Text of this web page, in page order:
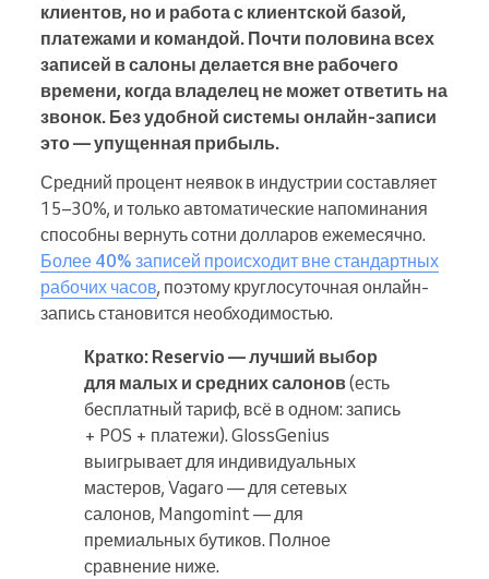
клиентов, но и работа с клиентской базой,
платежами и командой. Почти половина всех
записей в салоны делается вне рабочего
времени, когда владелец не может ответить на
звонок. Без удобной системы онлайн-записи
это — упущенная прибыль.
Средний процент неявок в индустрии составляет
15–30%, и только автоматические напоминания
способны вернуть сотни долларов ежемесячно.
Более 40% записей происходит вне стандартных
рабочих часов, поэтому круглосуточная онлайн-
запись становится необходимостью.
Кратко: Reservio — лучший выбор
для малых и средних салонов(есть
бесплатный тариф, всё в одном: запись
+ POS + платежи). GlossGenius
выигрывает для индивидуальных
мастеров, Vagaro — для сетевых
салонов, Mangomint — для
премиальных бутиков. Полное
сравнение ниже.